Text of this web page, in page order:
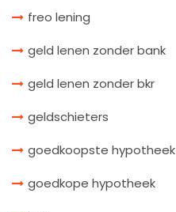
freo lening
geld lenen zonder bank
geld lenen zonder bkr
geldschieters
goedkoopste hypotheek
goedkope hypotheek